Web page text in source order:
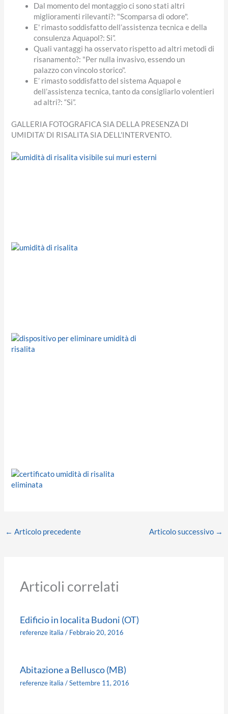
Dal momento del montaggio ci sono stati altri
miglioramenti rilevanti?: "Scomparsa di odore".
E' rimasto soddisfatto dell’assistenza tecnica e della
consulenza Aquapol?: Si”.
Quali vantaggi ha osservato rispetto ad altri metodi di
risanamento?: "Per nulla invasivo, essendo un
palazzo con vincolo storico".
E’ rimasto soddisfatto del sistema Aquapol e
dell’assistenza tecnica, tanto da consigliarlo volentieri
ad altri?: “Si”.
GALLERIA FOTOGRAFICA SIA DELLA PRESENZA DI
UMIDITA’ DI RISALITA SIA DELL'INTERVENTO.
← Articolo precedente Articolo successivo →
Articoli correlati
Edificio in localita Budoni (OT)
referenze italia / Febbraio 20, 2016
Abitazione a Bellusco (MB)
referenze italia /Settembre 11, 2016